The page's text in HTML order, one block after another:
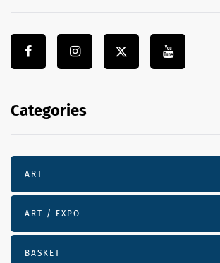
Categories
ART
ART / EXPO
BASKET